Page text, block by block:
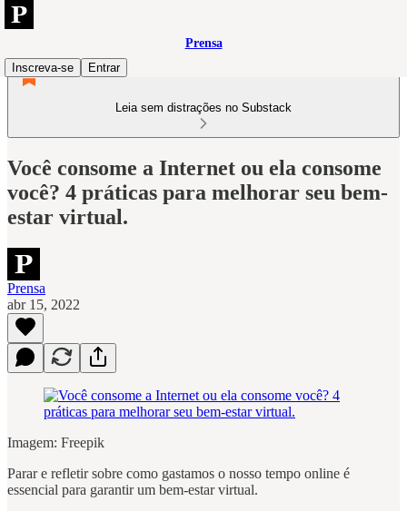
Prensa
Inscreva-se
Entrar
Leia sem distrações no Substack
Você consome a Internet ou ela consome
você? 4 práticas para melhorar seu bem-
estar virtual.
Prensa
abr 15, 2022
Imagem: Freepik
Parar e refletir sobre como gastamos o nosso tempo online é
essencial para garantir um bem-estar virtual.